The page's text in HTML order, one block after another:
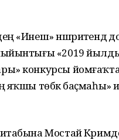
«Инеш» нәшриәтендә
«2019
конкурсы
яҡшы төбәк баҫмаһы»
Мостай